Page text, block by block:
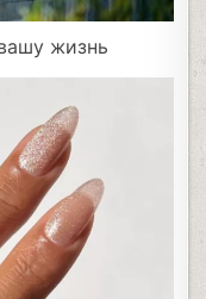
жизнь